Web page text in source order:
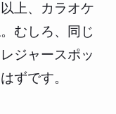
上、カラオケ
むしろ、同じ
ジャースポッ
ずです。